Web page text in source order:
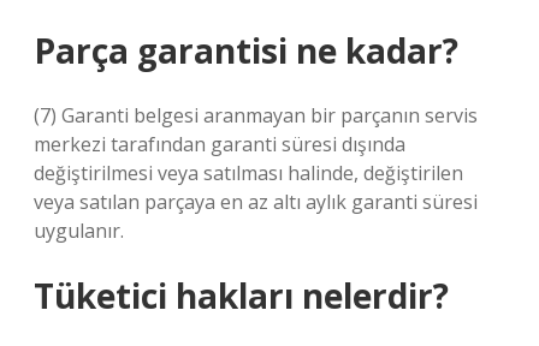
Parça garantisi ne kadar?
(7) Garanti belgesi aranmayan bir parçanın servis
merkezi tarafından garanti süresi dışında
değiştirilmesi veya satılması halinde, değiştirilen
veya satılan parçaya en az altı aylık garanti süresi
uygulanır.
Tüketici hakları nelerdir?